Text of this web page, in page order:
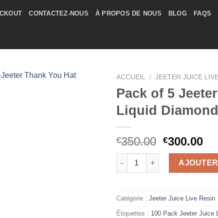
CONTACTEZ-NOUS À PROPOS DE NOUS BLOG FAQS
ACCUEIL / JEETER JUICE
Pack of 5
Liquid Diamond
€350.00 Le
prix
initial
était :
€350.00.
€300.00Le
quantité de Pack of 5 Jeeter
Catégorie : Jeeter Juice Live Resin
Étiquettes : 100 Pack Jeeter Juice